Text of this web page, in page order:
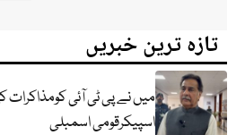
تازہ ترین خبریں
میں نے پی ٹی آئی
اسپیکرقومی اسمبلی